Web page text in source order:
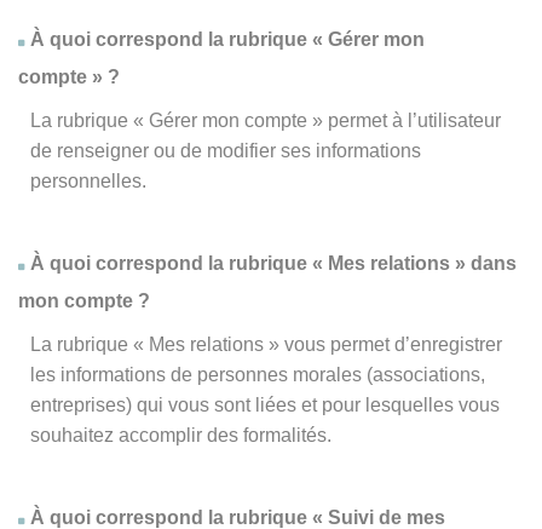
À quoi correspond la rubrique « Gérer mon
compte » ?
La rubrique « Gérer mon compte » permet à l’utilisateur
de renseigner ou de modifier ses informations
personnelles.
À quoi correspond la rubrique « Mes relations » dans
mon compte ?
La rubrique « Mes relations » vous permet d’enregistrer
les informations de personnes morales (associations,
entreprises) qui vous sont liées et pour lesquelles vous
souhaitez accomplir des formalités.
À quoi correspond la rubrique « Suivi de mes